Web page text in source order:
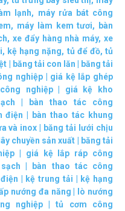
lạnh, máy rửa bát công
, máy làm kem tươi,
bàn
, xe đẩy hàng nhà máy,xe
, kệ hạng nặng, tủ để đồ,tủ
băng tải con lăn
băng tải
nghiệp| giá kệ lắp ghép
nghiệp| giá kệ kho
bàn thao tác công
điện
bàn thao tác khung
và inox
băng tải lưới chịu
chuyền sản xuất
băng tải
giá kệ lắp ráp công
bàn thao tác công
kệ trung tải
kệ hạng
nướng đa năng
lò nướng
nghiệp|tủ cơm công